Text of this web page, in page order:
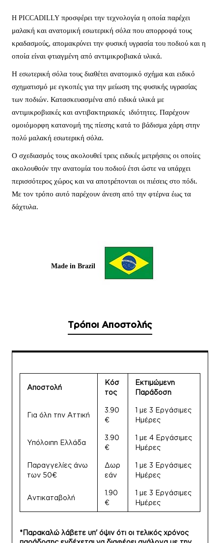
Η PICCADILLY προσφέρει την τεχνολογία η οποία παρέχει
μαλακή και ανατομική εσωτερική σόλα που απορροφά τους
κραδασμούς, απομακρύνει την φυσική υγρασία του ποδιού και η
οποία είναι φτιαγμένη από αντιμικροβιακά υλικά.
Η εσωτερική σόλα τους διαθέτει ανατομικό σχήμα και ειδικό
σχηματισμό με εγκοπές για την μείωση της φυσικής υγρασίας
των ποδιών. Κατασκευασμένα από ειδικά υλικά με
αντιμικροβιακές και αντιβακτηριακές ιδιότητες. Παρέχουν
ομοιόμορφη κατανομή της πίεσης κατά το βάδισμα χάρη στην
πολύ μαλακή εσωτερική σόλα.
Ο σχεδιασμός τους ακολουθεί τρεις ειδικές μετρήσεις οι οποίες
ακολουθούν την ανατομία του ποδιού έτσι ώστε να υπάρχει
περισσότερος χώρος και να αποτρέπονται οι πιέσεις στο πόδι.
Με τον τρόπο αυτό παρέχουν άνεση από την φτέρνα έως τα
δάχτυλα.
Made in Brazil
Τρόποι Αποστολής
Αποστολή
Κόσ
τος
Εκτιμώμενη
Παράδοση
Για όλη την Αττική
3.90
€
1 με 3 Εργάσιμες
Ημέρες
Υπόλοιπη Ελλάδα
3.90
€
1 με 4 Εργάσιμες
Ημέρες
Παραγγελίες άνω
των 50€
Δωρ
εάν
1 με 3 Εργάσιμες
Ημέρες
Αντικαταβολή
1.90
€
1 με 3 Εργάσιμες
Ημέρες
*Παρακαλώ λάβετε υπ' όψιν ότι οι τελικός χρόνος